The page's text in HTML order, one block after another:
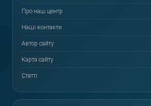
Про наш центр
Наші контакти
Автор сайту
Карта сайту
Статті